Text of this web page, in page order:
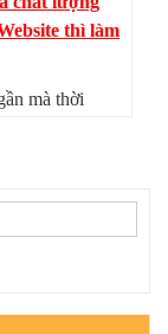
thì làm
mà thời